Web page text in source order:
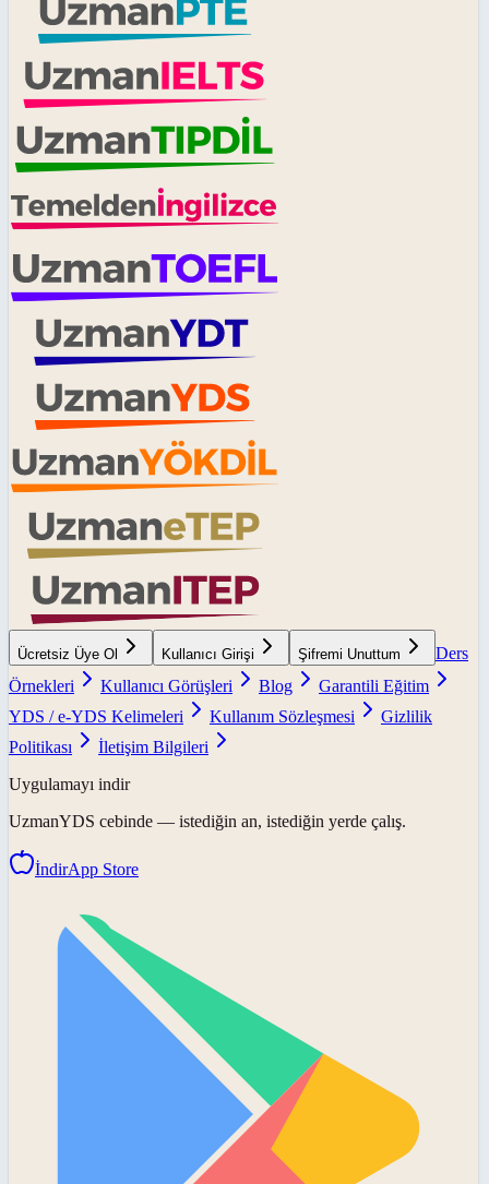
Ücretsiz Üye Ol Kullanıcı Girişi Şifremi Unuttum
Ders
Örnekleri
Kullanıcı Görüşleri Blog
Garantili Eğitim
YDS / e-YDS Kelimeleri
Kullanım Sözleşmesi
Gizlilik
Politikası
İletişim Bilgileri
Uygulamayı indir
UzmanYDS cebinde — istediğin an, istediğin yerde çalış.
İndirApp Store